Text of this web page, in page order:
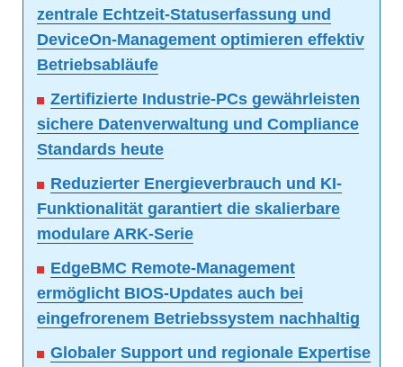
zentrale Echtzeit-Statuserfassung und
DeviceOn-Management optimieren effektiv
Betriebsabläufe
Zertifizierte Industrie-PCs gewährleisten
sichere Datenverwaltung und Compliance
Standards heute
Reduzierter Energieverbrauch und KI-
Funktionalität garantiert die skalierbare
modulare ARK-Serie
EdgeBMC Remote-Management
ermöglicht BIOS-Updates auch bei
eingefrorenem Betriebssystem nachhaltig
Globaler Support und regionale Expertise